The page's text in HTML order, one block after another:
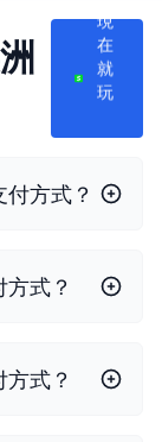
現
在
就
玩
方式？
式？
式？